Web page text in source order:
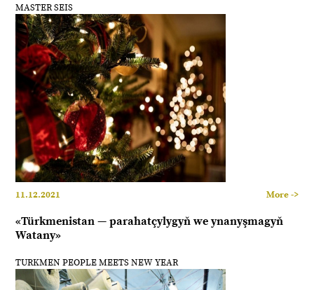
MASTER SEIS
11.12.2021 More ->
«Türkmenistan — parahatçylygyň we ynanyşmagyň
Watany»
TURKMEN PEOPLE MEETS NEW YEAR